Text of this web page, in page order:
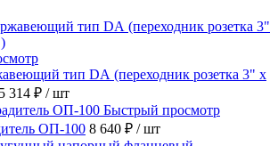
тип DА (переходник розетка 3" х
5 314 ₽ / шт
Быстрый просмотр
ОП-100 8 640 ₽ / шт